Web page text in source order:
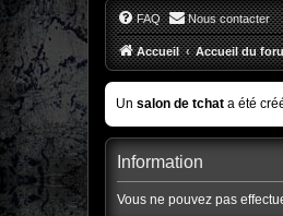
FAQ Nous contacter
Accueil Accueil du
Un salon de tchat a été
Information
Vous ne pouvez pas